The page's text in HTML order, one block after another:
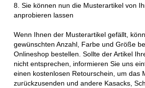
8. Sie können nun die Musterartikel von
anprobieren lassen
Wenn Ihnen der Musterartikel gefällt,
gewünschten Anzahl, Farbe und Größe
Onlineshop bestellen. Sollte der Artikel
nicht entsprechen, informieren Sie uns
einen kostenlosen Retourschein, um das
zurückzusenden und andere Kasacks,